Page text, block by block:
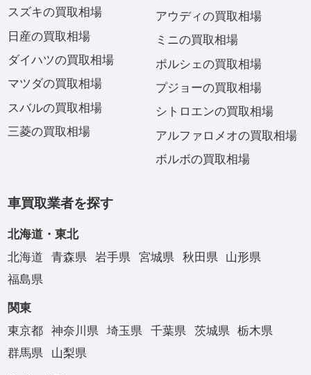
スズキの買取相場
日産の買取相場
ダイハツの買取相場
マツダの買取相場
スバルの買取相場
三菱の買取相場
アウディの買取相場
ミニの買取相場
ポルシェの買取相場
プジョーの買取相場
シトロエンの買取相場
アルファロメオの買取相場
ボルボの買取相場
車買取業者を探す
北海道・東北
北海道
青森県 岩手県 宮城県 秋田県
山形県
福島県
関東
東京都
神奈川県 埼玉県 千葉県 茨城県
栃木県
群馬県
山梨県